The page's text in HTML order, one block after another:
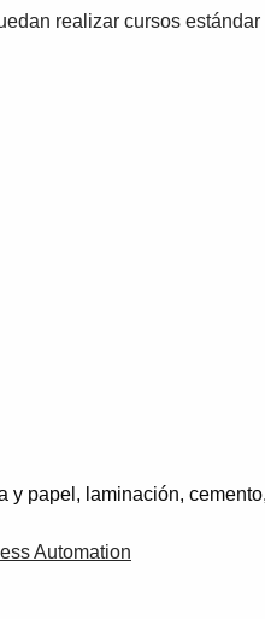
realizar cursos
papel, laminación,
Automation